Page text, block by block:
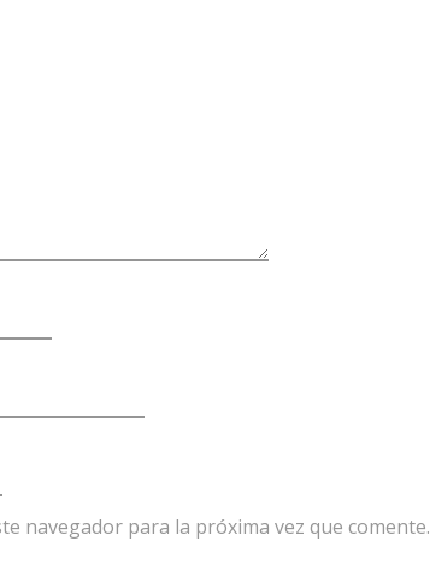
navegador para la próxima vez que comente.